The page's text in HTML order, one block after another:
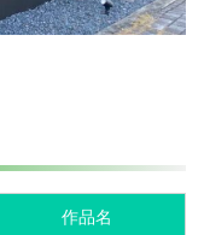
作品名